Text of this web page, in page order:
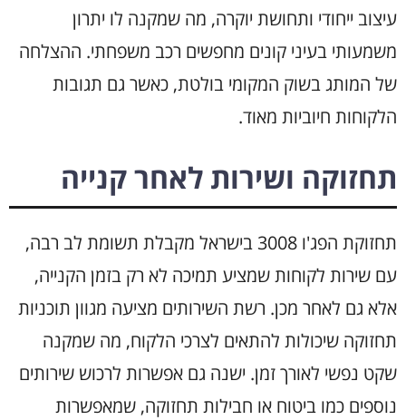
עיצוב ייחודי ותחושת יוקרה, מה שמקנה לו יתרון
משמעותי בעיני קונים מחפשים רכב משפחתי. ההצלחה
של המותג בשוק המקומי בולטת, כאשר גם תגובות
הלקוחות חיוביות מאוד.
תחזוקה ושירות לאחר קנייה
תחזוקת הפג'ו 3008 בישראל מקבלת תשומת לב רבה,
עם שירות לקוחות שמציע תמיכה לא רק בזמן הקנייה,
אלא גם לאחר מכן. רשת השירותים מציעה מגוון תוכניות
תחזוקה שיכולות להתאים לצרכי הלקוח, מה שמקנה
שקט נפשי לאורך זמן. ישנה גם אפשרות לרכוש שירותים
נוספים כמו ביטוח או חבילות תחזוקה, שמאפשרות